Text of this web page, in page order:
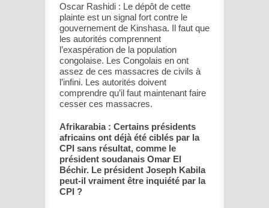
Oscar Rashidi : Le dépôt de cette
plainte est un signal fort contre le
gouvernement de Kinshasa. Il faut que
les autorités comprennent
l’exaspération de la population
congolaise. Les Congolais en ont
assez de ces massacres de civils à
l’infini. Les autorités doivent
comprendre qu’il faut maintenant faire
cesser ces massacres.
Afrikarabia : Certains présidents
africains ont déjà été ciblés par la
CPI sans résultat, comme le
président soudanais Omar El
Béchir. Le président Joseph Kabila
peut-il vraiment être inquiété par la
CPI ?